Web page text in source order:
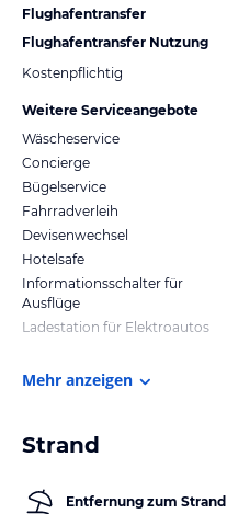
Flughafentransfer
Flughafentransfer Nutzung
Kostenpflichtig
Weitere Serviceangebote
Wäscheservice
Concierge
Bügelservice
Fahrradverleih
Devisenwechsel
Hotelsafe
Informationsschalter für
Ausflüge
Ladestation für Elektroautos
Mehr anzeigen
Strand
Entfernung zum Strand